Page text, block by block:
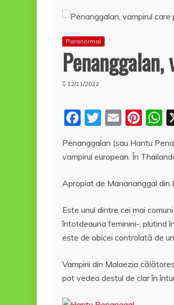
Paranormal
12/11/2022
F
c
b
o
k
T
itt
er
E
ai
Pi
er
st A
p
Penanggalan (sau Hantu
vampirul european. În
Apropiat de Manananggal din
Este unul dintre cei mai
întotdeauna feminini-, plutind
este de obicei controlată de
Vampirii din Malaezia
pot vedea destul de clar în